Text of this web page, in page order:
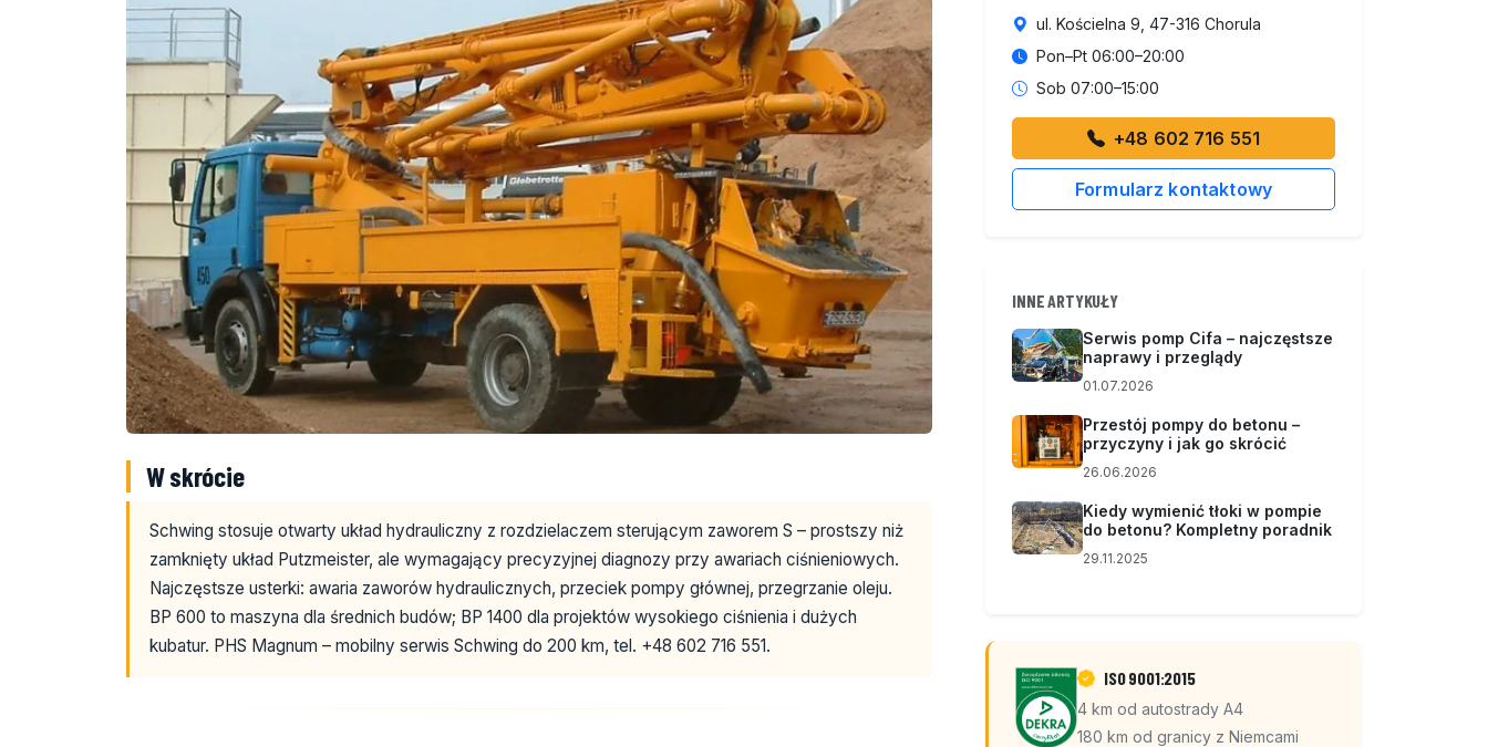
W skrócie
Schwing stosuje otwarty układ hydrauliczny z rozdzielaczem sterującym zaworem S – prostszy niż
zamknięty układ Putzmeister, ale wymagający precyzyjnej diagnozy przy awariach ciśnieniowych.
Najczęstsze usterki: awaria zaworów hydraulicznych, przeciek pompy głównej, przegrzanie oleju.
BP 600 to maszyna dla średnich budów; BP 1400 dla projektów wysokiego ciśnienia i dużych
kubatur. PHS Magnum – mobilny serwis Schwing do 200 km, tel. +48 602 716 551.
ul. Kościelna 9, 47-316 Chorula
Pon–Pt 06:00–20:00
Sob 07:00–15:00
+48 602 716 551
Formularz kontaktowy
INNE ARTYKUŁY
Serwis pomp Cifa – najczęstsze
naprawy i przeglądy
01.07.2026
Przestój pompy do betonu –
przyczyny i jak go skrócić
26.06.2026
Kiedy wymienić tłoki w pompie
do betonu? Kompletny poradnik
29.11.2025
ISO 9001:2015
4 km od autostrady A4
180 km od granicy z Niemcami